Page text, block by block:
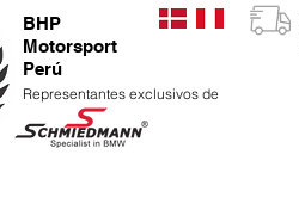
BHP
Motorsport
Perú
Representantes exclusivos de